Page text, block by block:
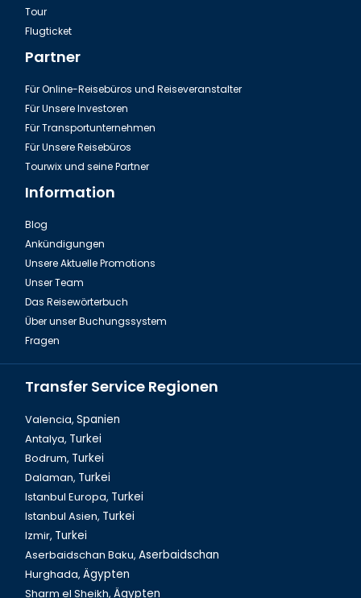
Dalyan Tour & Krabbenfischen in der Türkei
Tour
Flugticket
Partner
Für Online-Reisebüros und Reiseveranstalter
Für Unsere Investoren
Für Transportunternehmen
Für Unsere Reisebüros
Tourwix und seine Partner
Information
Blog
Ankündigungen
Unsere Aktuelle Promotions
Unser Team
Das Reisewörterbuch
Über unser Buchungssystem
Fragen
Transfer Service Regionen
Valencia, Spanien
Antalya, Turkei
Bodrum, Turkei
Dalaman, Turkei
Istanbul Europa, Turkei
Istanbul Asien, Turkei
Izmir, Turkei
Aserbaidschan Baku, Aserbaidschan
Hurghada, Ägypten
Sharm el Sheikh, Ägypten